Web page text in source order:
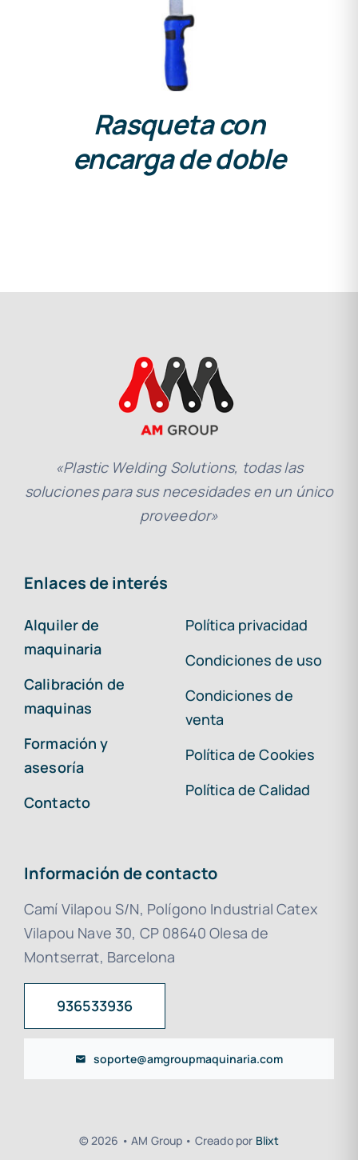
Rasqueta con
encarga de doble
«Plastic Welding Solutions, todas las
soluciones para sus necesidades en un único
proveedor»
Enlaces de interés
Alquiler de
maquinaria
Calibración de
maquinas
Formación y
asesoría
Contacto
Política privacidad
Condiciones de uso
Condiciones de
venta
Política de Cookies
Política de Calidad
Información de contacto
Camí Vilapou S/N, Polígono Industrial Catex
Vilapou Nave 30, CP 08640 Olesa de
Montserrat, Barcelona
936533936
soporte@amgroupmaquinaria.com
© 2026 • AM Group • Creado por Blixt